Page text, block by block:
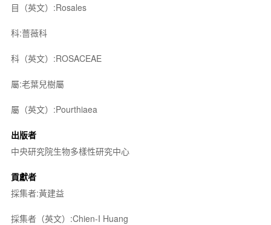
目（英文）:Rosales
科:薔薇科
科（英文）:ROSACEAE
屬:老葉兒樹屬
屬（英文）:Pourthiaea
出版者
中央研究院生物多樣性研究中心
貢獻者
採集者:黃建益
採集者（英文）:Chien-I Huang